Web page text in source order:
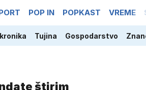
POP IN POPKAST VREME
Tujina Gospodarstvo
štirim